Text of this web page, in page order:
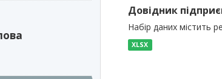
Довідник
Набір даних містить
XLSX